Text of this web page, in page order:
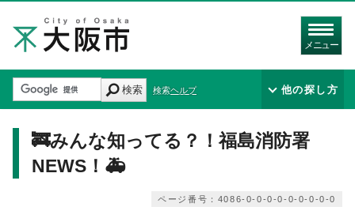
メニュー
検索 検索ヘルプ 他の探し方
🚒みんな知ってる？！福島消防署
NEWS！🚑
ページ番号：4086-0-0-0-0-0-0-0-0-0